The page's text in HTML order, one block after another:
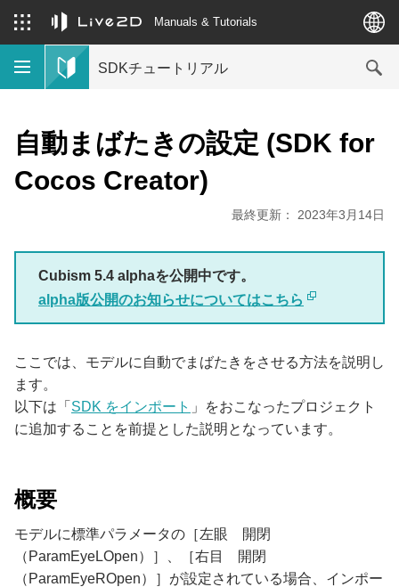
Manuals & Tutorials
SDKチュートリアル
自動まばたきの設定 (SDK for
Cocos Creator)
最終更新： 2023年3月14日
Cubism 5.4 alphaを公開中です。
alpha版公開のお知らせについてはこちら
ここでは、モデルに自動でまばたきをさせる方法を説明し
ます。
以下は「 SDK をインポート 」をおこなったプロジェクト
に追加することを前提とした説明となっています。
概要
モデルに標準パラメータの［左眼 開閉
（ParamEyeLOpen）］、［右目 開閉
（ParamEyeROpen）］が設定されている場合、インポー